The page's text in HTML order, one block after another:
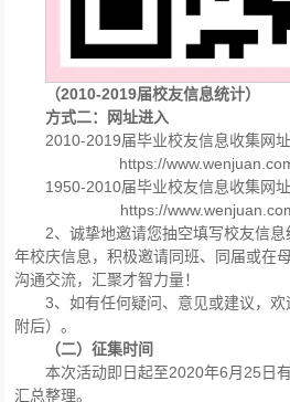
（2010-2019届校友信息统计）
方式二：网址进入
2010-2019届毕业校友信息收集网址
https://
1950-2010届毕业校友信息收集网址
https://
2、诚挚地邀请您抽空填写校友信
年校庆信息，积极邀请同班、同届或在
沟通交流，汇聚才智力量！
3、如有任何疑问、意见或建议，
附后）。
（二）征集时间
本次活动即日起至2020年6月25日
汇总整理。